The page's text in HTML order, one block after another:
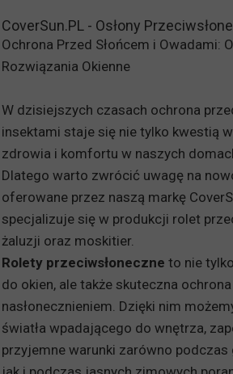
CoverSun.PL - Osłony
Ochrona Przed Słońcem i Owadami:
Rozwiązania Okienne
W dzisiejszych czasach ochrona
insektami staje się nie tylko kwestią
zdrowia i komfortu w naszych
Dlatego warto zwrócić uwagę na
oferowane przez naszą markę
specjalizuje się w produkcji rolet
żaluzji oraz moskitier.
Rolety przeciwsłoneczne to nie
do okien, ale także skuteczna
nasłonecznieniem. Dzięki nim
światła wpadającego do wnętrza,
przyjemne warunki zarówno podczas